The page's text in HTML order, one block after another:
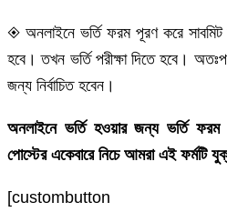
◈ অনলাইনে ভর্তি ফরম পূরণ করে সাবমিট
হবে। তখন ভর্তি পরীক্ষা দিতে হবে।
জন্য নির্বাচিত হবেন।
অনলাইনে ভর্তি হওয়ার জন্য ভর্তি
পোস্টের একেবারে নিচে আমরা এই ফর্মটি
[custombutton